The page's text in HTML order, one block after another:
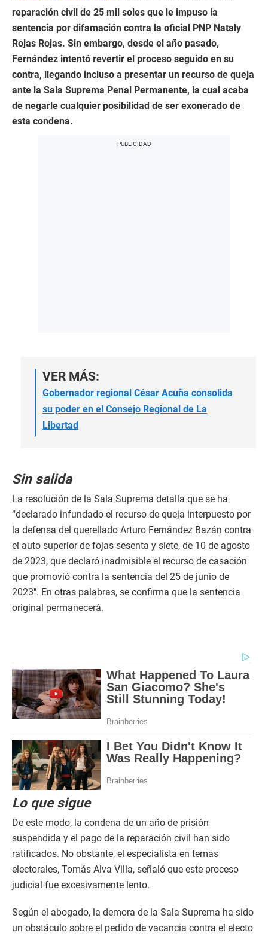
reparación civil de 25 mil soles que le impuso la
sentencia por difamación contra la oficial PNP Nataly
Rojas Rojas. Sin embargo, desde el año pasado,
Fernández intentó revertir el proceso seguido en su
contra, llegando incluso a presentar un recurso de queja
ante la Sala Suprema Penal Permanente, la cual acaba
de negarle cualquier posibilidad de ser exonerado de
esta condena.
VER MÁS:
Gobernador regional César Acuña consolida
su poder en el Consejo Regional de La
Libertad
Sin salida
La resolución de la Sala Suprema detalla que se ha
“declarado infundado el recurso de queja interpuesto por
la defensa del querellado Arturo Fernández Bazán contra
el auto superior de fojas sesenta y siete, de 10 de agosto
de 2023, que declaró inadmisible el recurso de casación
que promovió contra la sentencia del 25 de junio de
2023″. En otras palabras, se confirma que la sentencia
original permanecerá.
Lo que sigue
De este modo, la condena de un año de prisión
suspendida y el pago de la reparación civil han sido
ratificados. No obstante, el especialista en temas
electorales, Tomás Alva Villa, señaló que este proceso
judicial fue excesivamente lento.
Según el abogado, la demora de la Sala Suprema ha sido
un obstáculo sobre el pedido de vacancia contra el electo